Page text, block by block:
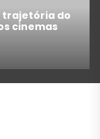
trajetória do
cinemas